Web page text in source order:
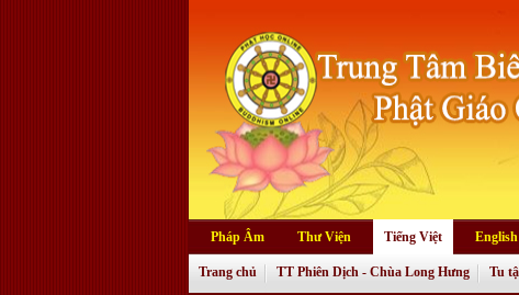
Pháp Âm Thư Viện Tiếng Việt English
Trang chủ TT Phiên Dịch - Chùa Long Hưng Tu